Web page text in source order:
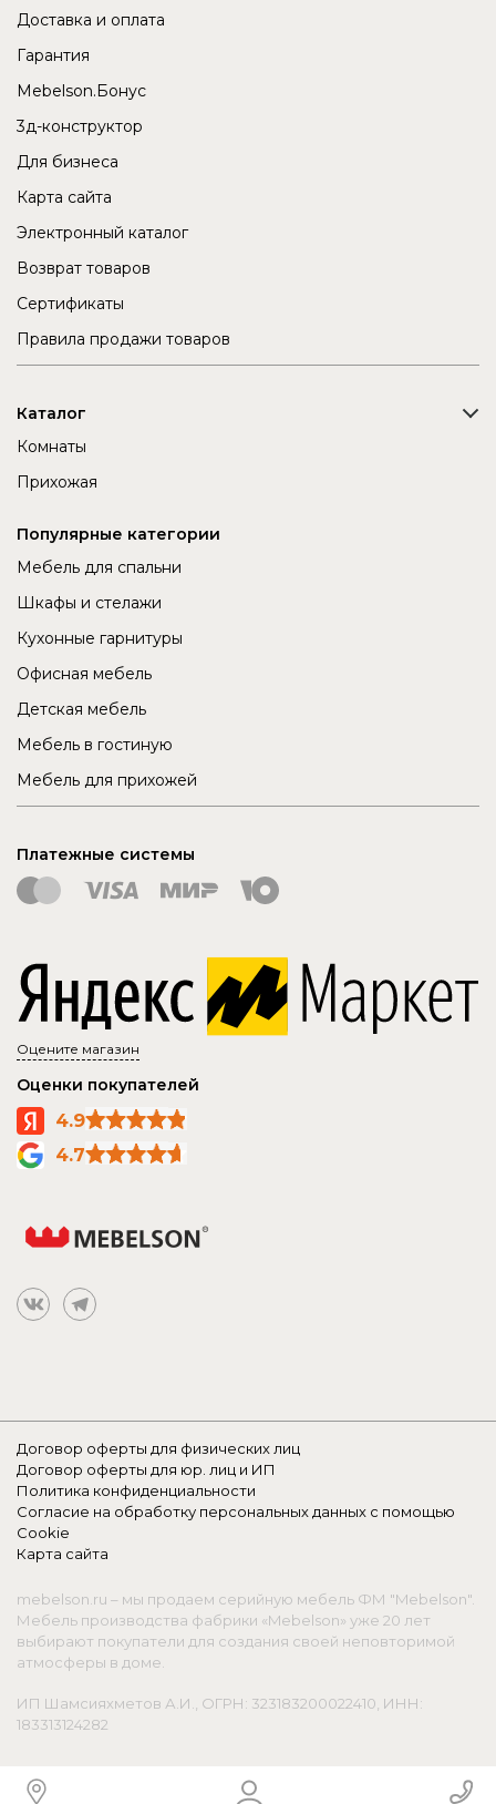
Доставка и оплата
Гарантия
Mebelson.Бонус
3д-конструктор
Для бизнеса
Карта сайта
Электронный каталог
Возврат товаров
Сертификаты
Правила продажи товаров
Каталог
Комнаты
Прихожая
Популярные категории
Мебель для спальни
Шкафы и стелажи
Кухонные гарнитуры
Офисная мебель
Детская мебель
Мебель в гостиную
Мебель для прихожей
Платежные системы
Оцените магазин
Оценки покупателей
4.9
4.7
Договор оферты для физических лиц
Договор оферты для юр. лиц и ИП
Политика конфиденциальности
Согласие на обработку персональных данных с помощью
Cookie
Карта сайта
mebelson.ru – мы продаем серийную мебель ФМ "Mebelson".
Мебель производства фабрики «Mebelson» уже 20 лет
выбирают покупатели для создания своей неповторимой
атмосферы в доме.
ИП Шамсияхметов А.И., ОГРН: 323183200022410, ИНН:
183313124282